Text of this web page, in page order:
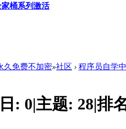
桶系列激活
久免费不加密»社区 › 程序员自学
: 0|主题: 28|排